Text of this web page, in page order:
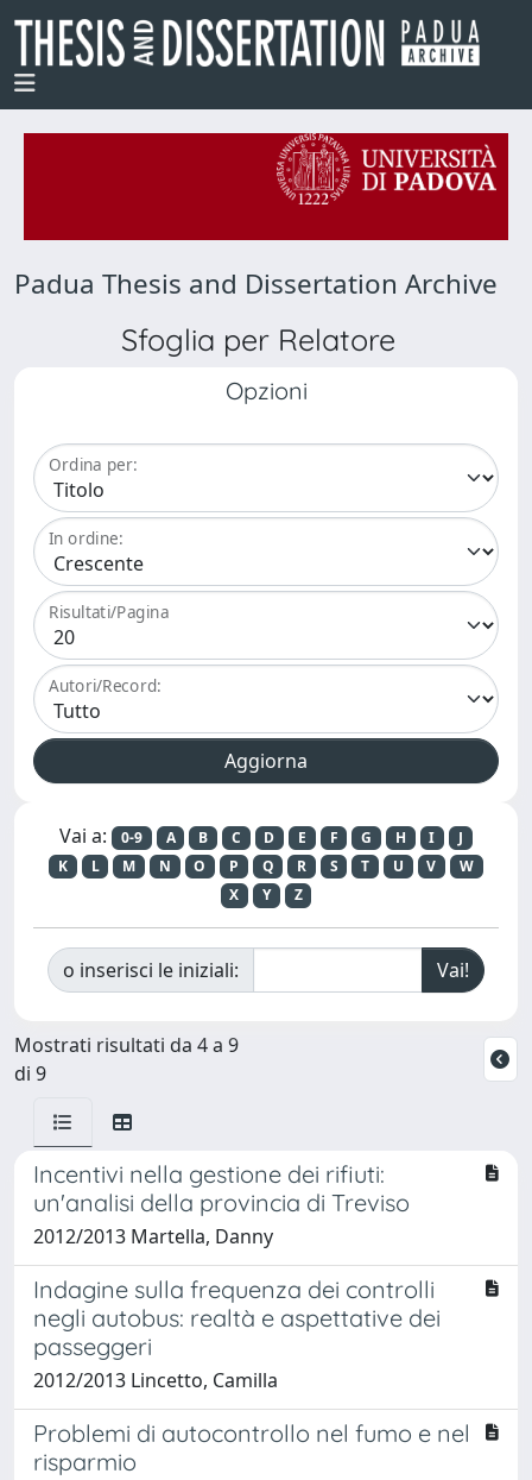
Padua Thesis and Dissertation Archive
Sfoglia per Relatore
Opzioni
Ordina per:
In ordine:
Risultati/Pagina
Autori/Record:
Vai a: 0-9 A B C D E F G H I
J
K
L M N O P Q R S T U V
W
X
Y Z
o inserisci le iniziali:
Mostrati risultati da 4 a 9
di 9
Incentivi nella gestione dei rifiuti:
un'analisi della provincia di Treviso
2012/2013 Martella, Danny
Indagine sulla frequenza dei controlli
negli autobus: realtà e aspettative dei
passeggeri
2012/2013 Lincetto, Camilla
Problemi di autocontrollo nel fumo e nel
risparmio